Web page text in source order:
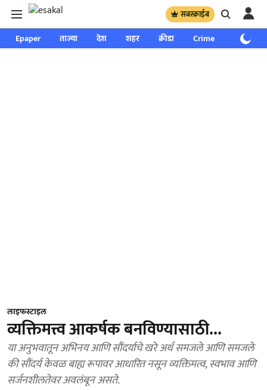
सबस्क्राईब
Epaper ताज्या देश शहर क्रीडा Crime साप्ताहिक
लाइफस्टाइल
व्यक्तिमत्त्व आकर्षक बनविण्यासाठी...
या अनुभवातून अभिनय आणि सौंदर्याचे खरे अर्थ समजले आणि समजले
की सौंदर्य केवळ बाह्य रूपावर आधारित नसून व्यक्तिमत्व, स्वभाव आणि
सर्जनशीलतेवर अवलंबून असते.